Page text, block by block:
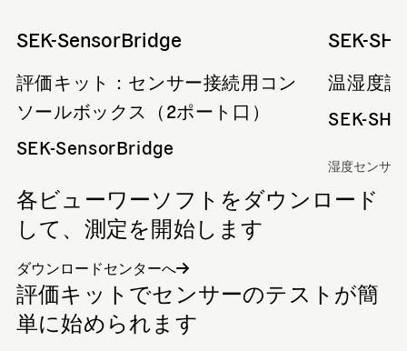
SEK-SensorBridge
評価キット：センサー接続用コン
ソールボックス（2ポート口）
SEK-SensorBridge
SEK-
温湿度
SEK-
湿度センサー
各ビューワーソフトをダウンロード
して、測定を開始します
ダウンロードセンターへ
評価キットでセンサーのテストが簡
単に始められます